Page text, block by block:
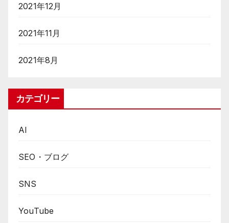
2021年12月
2021年11月
2021年8月
カテゴリー
AI
SEO・ブログ
SNS
YouTube